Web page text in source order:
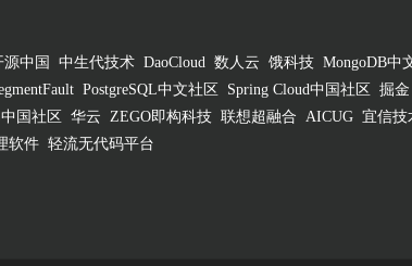
源中国 中生代技术 DaoCloud 数人云 饿科技 MongoDB中
PostgreSQL中文社区 Spring Cloud中国社区 掘金
国社区 华云 ZEGO即构科技 联想超融合 AICUG 宜信技
软件 轻流无代码平台